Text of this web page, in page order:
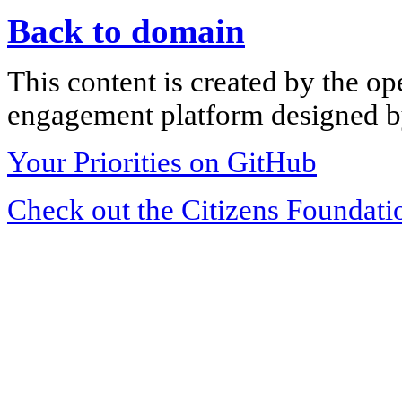
Back to domain
This content is created by the
engagement platform designed
Your Priorities on GitHub
Check out the Citizens